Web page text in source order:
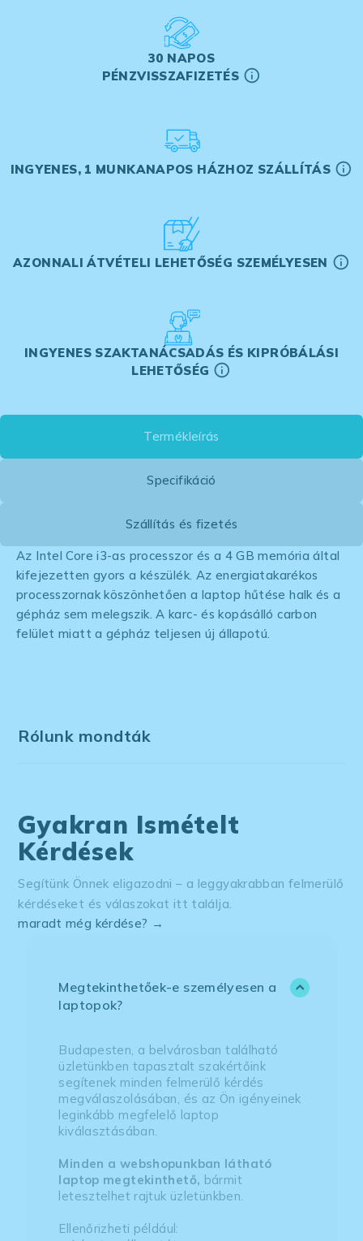
30 NAPOS
PÉNZVISSZAFIZETÉS
INGYENES, 1 MUNKANAPOS HÁZHOZ SZÁLLÍTÁS
AZONNALI ÁTVÉTELI LEHETŐSÉG SZEMÉLYESEN
INGYENES SZAKTANÁCSADÁS ÉS KIPRÓBÁLÁSI
LEHETŐSÉG
Termékleírás
Specifikáció
Szállítás és fizetés
Az Intel Core i3-as processzor és a 4 GB memória által
kifejezetten gyors a készülék. Az energiatakarékos
processzornak köszönhetően a laptop hűtése halk és a
gépház sem melegszik. A karc- és kopásálló carbon
felület miatt a gépház teljesen új állapotú.
Rólunk mondták
Gyakran Ismételt
Kérdések
Segítünk Önnek eligazodni – a leggyakrabban felmerülő
kérdéseket és válaszokat itt találja.
maradt még kérdése? →
Megtekinthetőek-e személyesen a
laptopok?
Budapesten, a belvárosban található
üzletünkben tapasztalt szakértőink
segítenek minden felmerülő kérdés
megválaszolásában, és az Ön igényeinek
leginkább megfelelő laptop
kiválasztásában.
Minden a webshopunkban látható
laptop megtekinthető, bármit
letesztelhet rajtuk üzletünkben.
Ellenőrizheti például: